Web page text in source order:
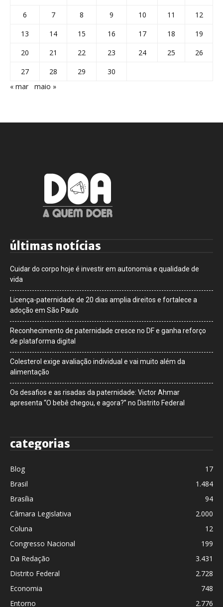
6
7 8 9 10 11
12
13
14 15 16 17 18
19
20
21 22 23 24 25
26
27
28 29
30
« mar
maio »
últimas notícias
Cuidar do corpo hoje é investir em autonomia e qualidade de
vida
Licença-paternidade de 20 dias amplia direitos e fortalece a
adoção em São Paulo
Reconhecimento de paternidade cresce no DF e ganha reforço
de plataforma digital
Colesterol exige avaliação individual e vai muito além da
alimentação
Os desafios e as risadas da paternidade: Victor Ahmar
apresenta “O bebê chegou, e agora?” no Distrito Federal
categorias
Blog
17
Brasil
1.484
Brasília
94
Câmara Legislativa
2.000
Coluna
12
Congresso Nacional
199
Da Redação
3.431
Distrito Federal
2.728
Economia
748
Entorno
2.776